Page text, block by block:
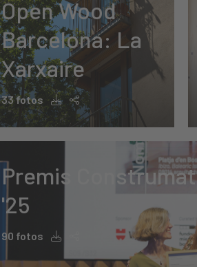
Open Wood
Barcelona: La
Xarxaire
33 fotos
Premis Construmat
'25
90 fotos